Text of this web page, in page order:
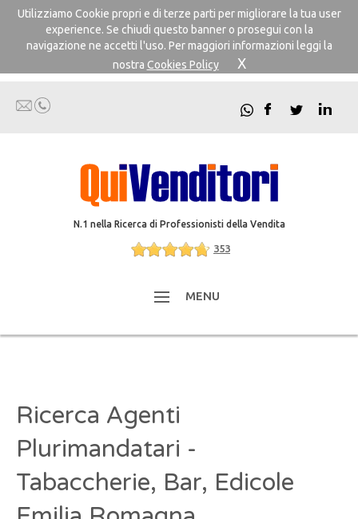
Utilizziamo Cookie propri e di terze parti per migliorare la tua user
experience. Se chiudi questo banner o prosegui con la
navigazione ne accetti l'uso. Per maggiori informazioni leggi la
nostra Cookies Policy X
N.1 nella Ricerca di Professionisti della Vendita
353
MENU
Ricerca Agenti
Plurimandatari -
Tabaccherie, Bar, Edicole